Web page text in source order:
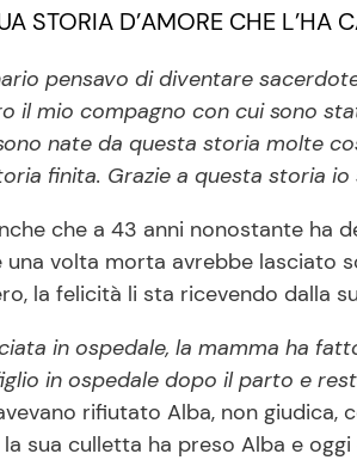
STORIA D’AMORE CHE L’HA
pensavo di diventare
il mio compagno con cui sono
nate da questa storia molte
finita. Grazie a questa storia
che a 43 anni nonostante ha
una volta morta avrebbe lasciato
la felicità li sta ricevendo dalla
in ospedale, la mamma ha
in ospedale dopo il parto e
rifiutato Alba, non
sua culletta ha preso Alba e